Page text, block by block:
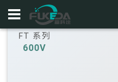
FT 系列
600V